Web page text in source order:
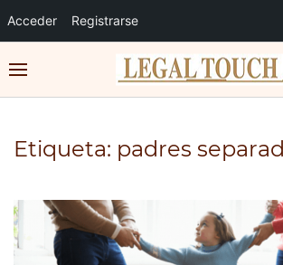
Acceder Registrarse
Etiqueta: padres